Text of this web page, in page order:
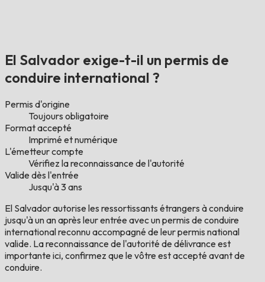
El Salvador exige-t-il un permis de
conduire international ?
Permis d'origine
Toujours obligatoire
Format accepté
Imprimé et numérique
L'émetteur compte
Vérifiez la reconnaissance de l'autorité
Valide dès l'entrée
Jusqu'à 3 ans
El Salvador autorise les ressortissants étrangers à conduire
jusqu'à un an après leur entrée avec un permis de conduire
international reconnu accompagné de leur permis national
valide. La reconnaissance de l'autorité de délivrance est
importante ici, confirmez que le vôtre est accepté avant de
conduire.